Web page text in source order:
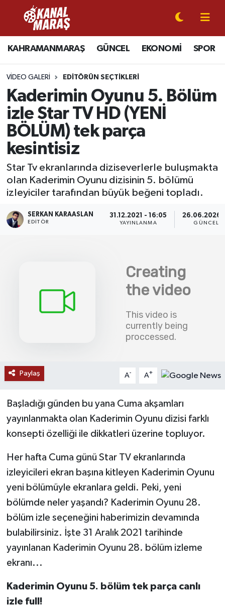
KAHRAMANMARAŞ GÜNCEL EKONOMİ SPOR
VIDEO GALERI EDITÖRÜN SEÇTIKLERI
Kaderimin Oyunu 5. Bölüm
izle Star TV HD (YENİ
BÖLÜM) tek parça
kesintisiz
Star Tv ekranlarında diziseverlerle buluşmakta
olan Kaderimin Oyunu dizisinin 5. bölümü
izleyiciler tarafından büyük beğeni topladı.
SERKAN KARAASLAN
EDITÖR
31.12.2021 - 16:05
YAYINLANMA
26.06.2026
Paylaş A- A+
Başladığı günden bu yana Cuma akşamları
yayınlanmakta olan Kaderimin Oyunu dizisi farklı
konsepti özelliği ile dikkatleri üzerine topluyor.
Her hafta Cuma günü Star TV ekranlarında
izleyicileri ekran başına kitleyen Kaderimin Oyunu
yeni bölümüyle ekranlara geldi. Peki, yeni
bölümde neler yaşandı? Kaderimin Oyunu 28.
bölüm izle seçeneğini haberimizin devamında
bulabilirsiniz. İşte 31 Aralık 2021 tarihinde
yayınlanan Kaderimin Oyunu 28. bölüm izleme
ekranı...
Kaderimin Oyunu 5. bölüm tek parça canlı
izle full!
CANLI YAYIN
KAHRAMANMARAŞ
GÜNCEL
SPOR
SİYASET
EKONOMİ
GÜNDEM
MAGAZİN
BÖLGE
DÜNYA
MEDYA
TEKNOLOJİ
YAŞAM
KÜLTÜR SANAT
Kahramanmaraş Nöbetçi Eczaneler
Kahramanmaraş Hava Durumu
Kahramanmaraş Namaz Vakitleri
Kahramanmaraş Trafik Yoğunluk Haritası
Süper Lig Puan Durumu ve Fikstür
Tüm Manşetler
Son Dakika Haberleri
Haber Arşivi